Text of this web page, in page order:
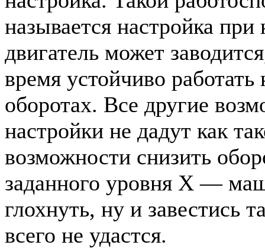
называется настройка при
двигатель может
время устойчиво
оборотах. Все другие
настройки не дадут как
возможности снизить
заданного уровня Х —
глохнуть, ну и завестись
всего не удастся.